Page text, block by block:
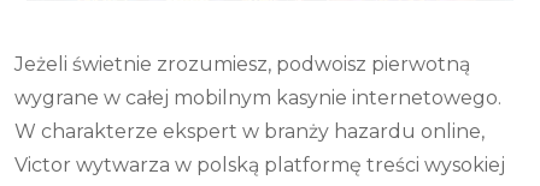
Jeżeli świetnie zrozumiesz, podwoisz pierwotną
wygrane w całej mobilnym kasynie internetowego.
W charakterze ekspert w branży hazardu online,
Victor wytwarza w polską platformę treści wysokiej